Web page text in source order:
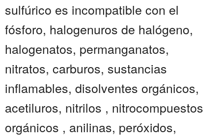
sulfúrico es incompatible con el
fósforo, halogenuros de halógeno,
halogenatos, permanganatos,
nitratos, carburos, sustancias
inflamables, disolventes orgánicos,
acetiluros, nitrilos , nitrocompuestos
orgánicos , anilinas, peróxidos,